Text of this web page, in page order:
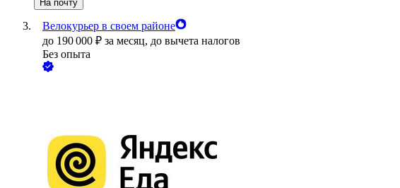
На почту
Велокурьер в своем районе
до 190 000 ₽ за месяц, до вычета налогов
Без опыта